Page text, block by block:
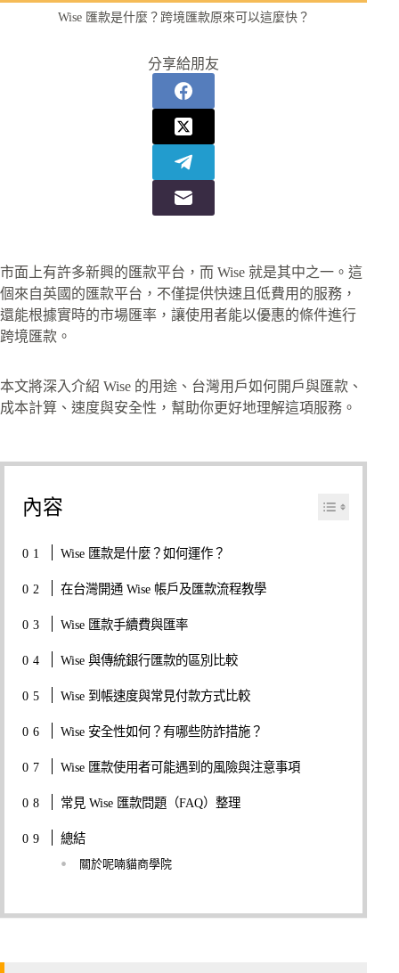
Wise 匯款是什麼？跨境匯款原來可以這麼快？
分享給朋友
市面上有許多新興的匯款平台，而 Wise 就是其中之一。這
個來自英國的匯款平台，不僅提供快速且低費用的服務，
還能根據實時的市場匯率，讓使用者能以優惠的條件進行
跨境匯款。
本文將深入介紹 Wise 的用途、台灣用戶如何開戶與匯款、
成本計算、速度與安全性，幫助你更好地理解這項服務。
內容
Wise 匯款是什麼？如何運作？
在台灣開通 Wise 帳戶及匯款流程教學
Wise 匯款手續費與匯率
Wise 與傳統銀行匯款的區別比較
Wise 到帳速度與常見付款方式比較
Wise 安全性如何？有哪些防詐措施？
Wise 匯款使用者可能遇到的風險與注意事項
常見 Wise 匯款問題（FAQ）整理
總結
關於呢喃貓商學院